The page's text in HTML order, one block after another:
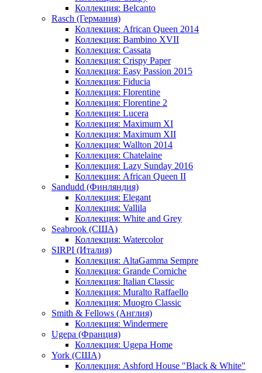
Коллекция: Belcanto
Rasch (Германия)
Коллекция: African Queen 2014
Коллекция: Bambino XVII
Коллекция: Cassata
Коллекция: Crispy Paper
Коллекция: Easy Passion 2015
Коллекция: Fiducia
Коллекция: Florentine
Коллекция: Florentine 2
Коллекция: Lucera
Коллекция: Maximum XI
Коллекция: Maximum XII
Коллекция: Wallton 2014
Коллекция: Chatelaine
Коллекция: Lazy Sunday 2016
Коллекция: African Queen II
Sandudd (Финляндия)
Коллекция: Elegant
Коллекция: Vallila
Коллекция: White and Grey
Seabrook (США)
Коллекция: Watercolor
SIRPI (Италия)
Коллекция: AltaGamma Sempre
Коллекция: Grande Corniche
Коллекция: Italian Classic
Коллекция: Muralto Raffaello
Коллекция: Muogro Сlassic
Smith & Fellows (Англия)
Коллекция: Windermere
Ugepa (Франция)
Коллекция: Ugepa Home
York (США)
Коллекция: Ashford House "Black & White"